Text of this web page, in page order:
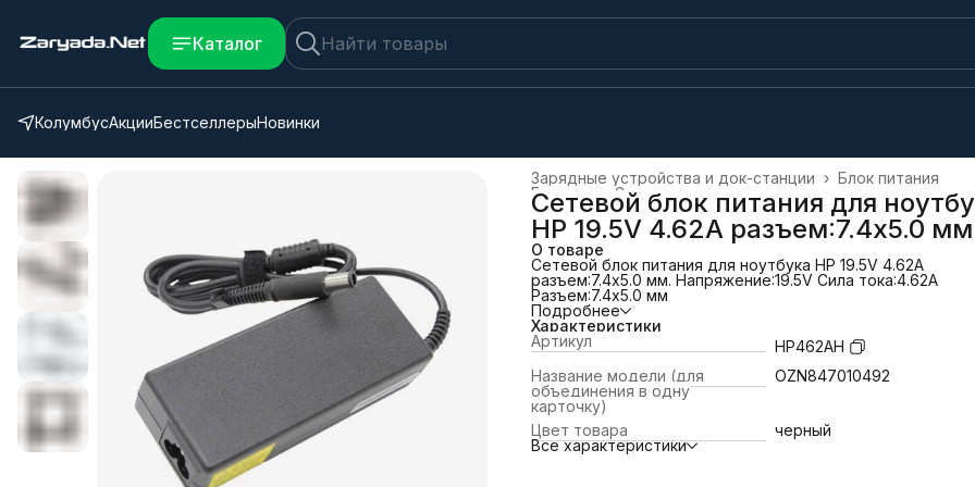
Каталог
КолумбусАкцииБестселлерыНовинки
Блок питания
Зарядные устройства и док-станции ›
Электроника
Главная
Сетевой блок питания для
HP 19.5V 4.62A разъем:7.4x5.0 мм
О товаре
Сетевой блок питания для ноутбука HP 19.5V 4.62A
разъем:7.4x5.0 мм. Напряжение:19.5V Сила тока:4.62А
Разъем:7.4x5.0 мм
Подробнее
Характеристики
Артикул
HP462AH
Название модели (для
объединения в одну
карточку)
OZN847010492
Цвет товара
черный
Все характеристики